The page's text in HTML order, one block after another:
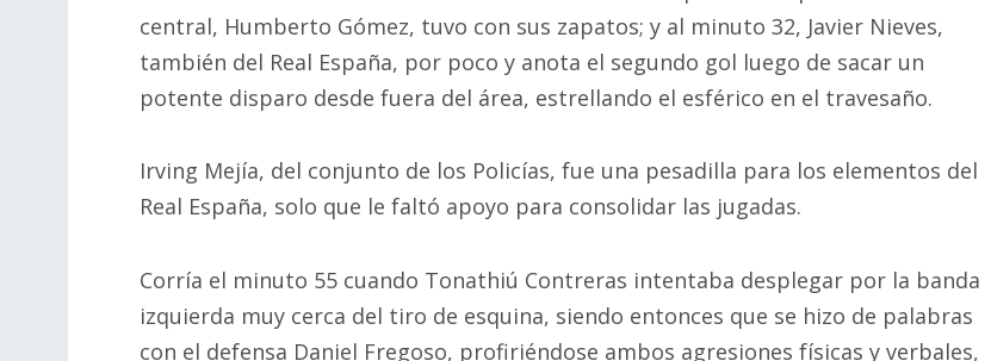
central, Humberto Gómez, tuvo con sus zapatos; y al minuto 32, Javier Nieves,
también del Real España, por poco y anota el segundo gol luego de sacar un
potente disparo desde fuera del área, estrellando el esférico en el travesaño.
Irving Mejía, del conjunto de los Policías, fue una pesadilla para los elementos del
Real España, solo que le faltó apoyo para consolidar las jugadas.
Corría el minuto 55 cuando Tonathiú Contreras intentaba desplegar por la banda
izquierda muy cerca del tiro de esquina, siendo entonces que se hizo de palabras
con el defensa Daniel Fregoso, profiriéndose ambos agresiones físicas y verbales,